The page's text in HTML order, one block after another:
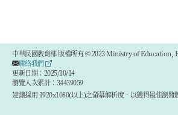
中華民國教育部 版權所有 © 2023 Ministry of Education,
聯絡我們
更新日期：2025/10/14
瀏覽人次累計：34439059
建議採用 1920x1080(以上)之螢幕解析度，以獲得最佳瀏覽